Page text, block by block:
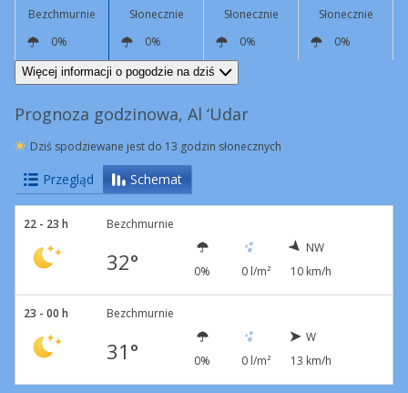
Bezchmurnie
Słonecznie Słonecznie
Słonecznie
0%
0% 0%
0%
W
11 km/h N
10 km/h
Więcej informacji o pogodzie na dziś
Prognoza godzinowa, Al ‘Udar
Dziś spodziewane jest do 13 godzin słonecznych
Przegląd Schemat
22 - 23 h Bezchmurnie
32° 0% 0 l/m²
NW
10 km/h
23 - 00 h Bezchmurnie
31° 0% 0 l/m²
W
13 km/h